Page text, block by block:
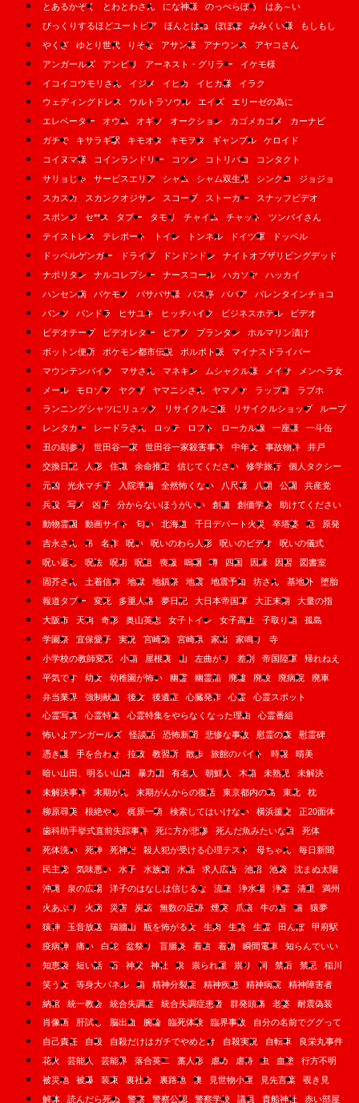
とあるかぞく
とわとわさん にな神様 のっぺらぼう
はあ～い
びっくりするほどユートピア
ほんとはね ぽぽぽ みみくい様
もしもし
やくざ
ゆとり世代 りそな アサン様 アナウンス
アヤコさん
アンガールズ
アンビリ アーネスト・グリラー
イケモ様
イコイコウモリさん
イジメ イヒカ イヒカ様
イラク
ウェディングドレス
ウルトラソウル エイズ
エリーゼの為に
エレベーター
オウム オギソ オークション カゴメカゴメ
カーナビ
ガチで
キサラギ駅 キモオタ キモヲタ ギャンブル
ケロイド
コイヌマ様
コインランドリー コツン コトリバコ
コンタクト
サリョじゃ
サービスエリア シャム シャム双生児 シンクロ
ジョジョ
スカスカ
スカンクオジサン スコープ ストーカー
スナッフビデオ
スポンジ
セ**ス タブー タモリ チャイム チャット
ツンバイさん
テイストレス
テレポート トイレ トンネル ドイツ軍
ドッペル
ドッペルゲンガー
ドライブ ドンドンドン
ナイトオブザリビングデッド
ナポリタン
ナルコレプシー ナースコール ハカソヤ
ハッカイ
ハンセン病
バケモノ バサバサ様 バス停 ババア
バレンタインチョコ
パンツ
パンドラ ヒサユキ ヒッチハイク ビジネスホテル
ビデオ
ビデオテープ
ビデオレター ピアノ プランタン
ホルマリン漬け
ボットン便所
ポケモン都市伝説 ポルポト派
マイナスドライバー
マウンテンバイク
マサさん マネキン ムシャクル様 メイサ
メンヘラ女
メール
モロゾフ ヤクザ ヤマニシさん ヤマノケ ラップ音
ラブホ
ランニングシャツにリュック
リサイクルご飯 リサイクルショップ
ループ
レンタカー
レードラさん ロッテ ロフト ローカル線 一座様
一斗缶
丑の刻参り
世田谷一家 世田谷一家殺害事件 中年女 事故物件
井戸
交換日記
人形 住職 余命推定 信じてください 修学旅行
個人タクシー
元凶
光永マチ子 入院準備 全然怖くない 八尺様 八開 公園
共産党
兵役
写メ 凶子 分からないほうがいい 創価 創価学会
助けてください
動物霊園
動画サイト 匂い 北海道 千日デパート火災 卒塔婆 厄
原発
吉永さん
吊 名作 呪い 呪いのわら人形 呪いのビデオ
呪いの儀式
呪い返し
呪法 呪術 呪詛 喪服 嗚咽 噂 四国 因縁 因習
図書室
固芥さん
土着信仰 地獄 地鎮祭 地震 地震予知 坊さん 基地外
堕胎
報道タブー
変死 多重人格 夢日記 大日本帝国軍 大正末期
大量の指
大阪市
天狗 奇形 奥山英志 女子トイレ 女子高生 子取り箱
孤島
学園祭
宜保愛子 実況 宮崎勤 宮崎県 家出 家鳴り
寺
小学校の教師変死
小箱 屋根裏 山 左曲がり 差別 帝国陸軍
帰れねえ
平気です
幼女 幼稚園が怖い 幽霊 幽霊船 廃墟 廃校 廃病院
廃車
弁当業界
強制献血 後女 後遺症 心臓発作 心霊
心霊スポット
心霊写真
心霊特集 心霊特集をやらなくなった理由
心霊番組
怖いよアンガールズ
怪談話 恐怖新聞 悲惨な事故 慰霊の森
慰霊碑
憑き護
手を合わせ 拉致 教習所 散歩 旅館のバイト 時報
晴美
暗い山田、明るい山田
暴力団 有名人 朝鮮人 木箱 未熟児
未解決
未解決事件
末期がん 末期がんからの復活 東京都内の島 東北
枕
柳原尋美
根絶やし 梶原一騎 検索してはいけない 横浜援交
正20面体
歯科助手挙式直前失踪事件
死に方が悲惨 死んだ魚みたいな目
死体
死体洗い
死神 死神だ 殺人犯が受ける心理テスト 母ちゃん
毎日新聞
民主党
気味悪い 水子 水族館 水晶 求人広告 池沼 池袋
沈まぬ太陽
沖縄
泉の広場 洋子のはなしは信じるな 流産 浄水場 浄霊 清里
満州
火あぶり
火病 災害 炭鉱 無数の足跡 煙突 爪痕 牛の首 猫
猿夢
猿神
玉音放送 瑞牆山 瓶を怖がる女 生肉 生贄 生霊 田んぼ
甲府駅
疫病神
痛い 白蛇 盆祭り 盲腸炎 着信 着物 瞬間電車
知らんでいい
知恵袋
短い話 石 神父 神社 祟 祟られ屋 祟り 祠 禁后 禁忌
稲川
笑う女
等身大パネル 箱 精神分裂症 精神疾患 精神病院
精神障害者
納棺
統一教会 統合失調症 統合失調症患者 群発頭痛 老婆
耐震偽装
肖像画
肝試し 脳出血 腕輪 臨死体験 臨界事故
自分の名前でググって
自己責任
自殺 自殺だけはガチでやめとけ 自殺実況 自転車
良栄丸事件
花火
芸能人 芸能界 落合英二 藁人形 虐め 虐待 虫 血塗
行方不明
被災地
被爆 装束 裏社会 裏路地 襖 見世物小屋 見先言葉
覗き見
解体
読んだら死ぬ 警察 警察公認 警察学校 議員 貴船神社 赤い部屋